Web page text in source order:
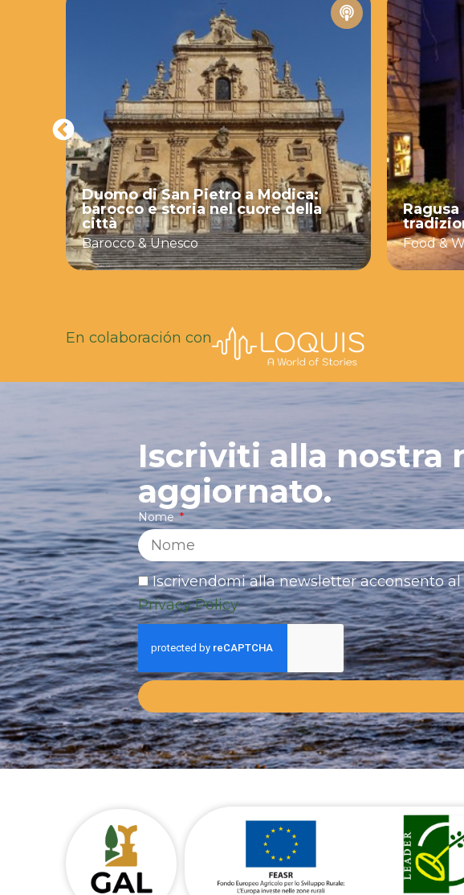
Duomo di San Pietro a Modica:
barocco e storia nel cuore della
città
Barocco & Unesco Food &
En colaboración con
Iscriviti alla nostra
aggiornato.
Nome
Iscrivendomi alla newsletter acconsento
Privacy Policy